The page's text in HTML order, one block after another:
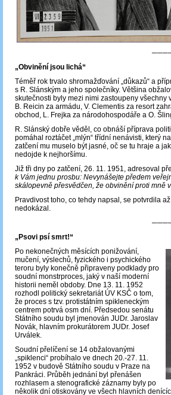
„Obvinění jsou lichá“
Téměř rok trvalo shromažďování „důkazů“ a
s R. Slánským a jeho společníky. Většina
skutečnosti byly mezi nimi zastoupeny
B. Reicin za armádu, V. Clementis za resort
obchod, L. Frejka za národohospodáře a O.
R. Slánský dobře věděl, co obnáší příprava
pomáhal roztáčet „mlýn“ třídní nenávisti, který
zatčení mu muselo být jasné, oč se tu hraje a
nedojde k nejhoršímu.
Již tři dny po zatčení, 26. 11. 1951, adresoval
k Vám jednu prosbu: Nevynášejte předem
skálopevně přesvědčen, že obvinění proti mně
Pravdivost toho, co tehdy napsal, se potvrdila
nedokázal.
„Psovi psí smrt!“
Po nekonečných měsících ponižování,
mučení, výslechů, fyzického i psychického
teroru byly konečně připraveny podklady pro
soudní monstrproces, jaký v naší moderní
historii neměl obdoby. Dne 13. 11. 1952
rozhodl politický sekretariát ÚV KSČ o tom,
že proces s tzv. protistátním spikleneckým
centrem potrvá osm dní. Předsedou senátu
Státního soudu byl jmenován JUDr. Jaroslav
Novák, hlavním prokurátorem JUDr. Josef
Urválek.
Soudní přelíčení se 14 obžalovanými
„spiklenci“ probíhalo ve dnech 20.-27. 11.
1952 v budově Státního soudu v Praze na
Pankráci. Průběh jednání byl přenášen
rozhlasem a stenografické záznamy byly po
několik dní otiskovány ve všech hlavních